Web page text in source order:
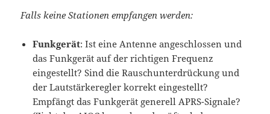
Falls keine Stationen empfangen werden:
Funkgerät: Ist eine Antenne angeschlossen und
das Funkgerät auf der richtigen Frequenz
eingestellt? Sind die Rauschunterdrückung und
der Lautstärkeregler korrekt eingestellt?
Empfängt das Funkgerät generell APRS-Signale?